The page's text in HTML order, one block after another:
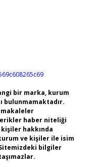
bir marka, kurum
bulunmamaktadır.
makaleler
haber niteliği
hakkında
ve kişiler ile isim
bilgiler